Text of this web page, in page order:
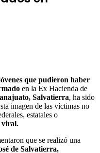
que pudieron haber
en la Ex Hacienda de
Salvatierra, ha sido
imagen de las víctimas no
estatales o
viral.
que se realizó una
de Salvatierra,